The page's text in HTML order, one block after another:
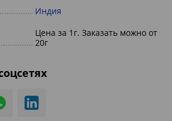
Индия
Цена за 1г. Заказать можно от
20г